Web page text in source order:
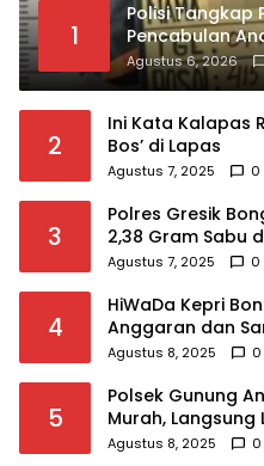
1
Polisi Tangkap
Pencabulan
Beraksi dengan
Teman Korban
Agustus 6, 2026
2
Ini Kata Kalapas
Bos’ di Lapas
Agustus 7, 2025 0
3
Polres Gresik
2,38 Gram Sabu
Agustus 7, 2025 0
4
HiWaDa Kepri
Anggaran dan
Kejaksaan
Agustus 8, 2025 0
5
Polsek Gunung
Murah, Langsung
Agustus 8, 2025 0